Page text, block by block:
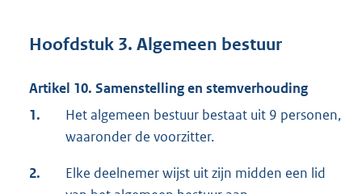
Hoofdstuk 3. Algemeen bestuur
Artikel 10. Samenstelling en stemverhouding
1.
Het algemeen bestuur bestaat uit 9 personen,
waaronder de voorzitter.
2.
Elke deelnemer wijst uit zijn midden een lid